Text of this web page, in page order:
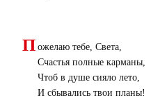
П ожелаю тебе, Света,
Счастья полные карманы,
Чтоб в душе сияло лето,
И сбывались твои планы!